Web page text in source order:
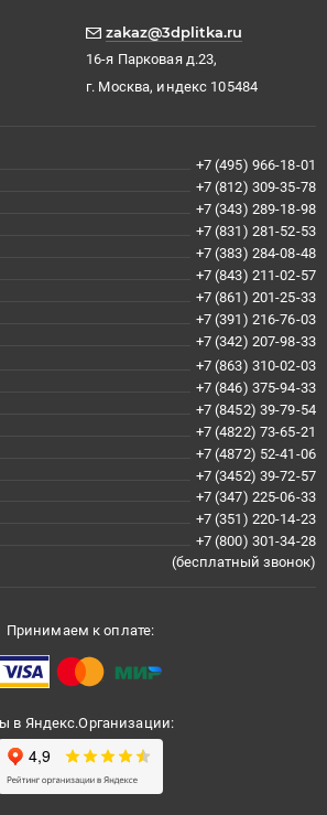
zakaz@3dplitka.ru
16-я Парковая д.23,
г. Москва, индекс 105484
+7 (495) 966-18-01
+7 (812) 309-35-78
+7 (343) 289-18-98
+7 (831) 281-52-53
+7 (383) 284-08-48
+7 (843) 211-02-57
+7 (861) 201-25-33
+7 (391) 216-76-03
+7 (342) 207-98-33
+7 (863) 310-02-03
+7 (846) 375-94-33
+7 (8452) 39-79-54
+7 (4822) 73-65-21
+7 (4872) 52-41-06
+7 (3452) 39-72-57
+7 (347) 225-06-33
+7 (351) 220-14-23
+7 (800) 301-34-28
(бесплатный звонок)
Принимаем к оплате:
в Яндекс.Организации: